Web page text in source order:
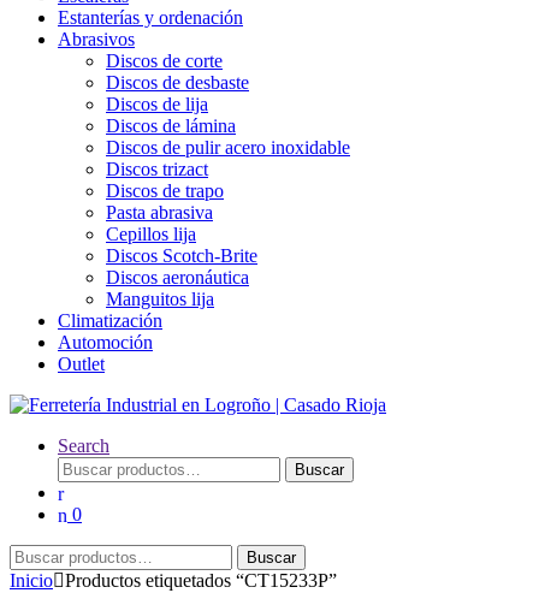
Estanterías y ordenación
Abrasivos
Discos de corte
Discos de desbaste
Discos de lija
Discos de lámina
Discos de pulir acero inoxidable
Discos trizact
Discos de trapo
Pasta abrasiva
Cepillos lija
Discos Scotch-Brite
Discos aeronáutica
Manguitos lija
Climatización
Automoción
Outlet
Search
Buscar
por:
Buscar
0
Buscar
por:
Buscar
Inicio Productos etiquetados “CT15233P”